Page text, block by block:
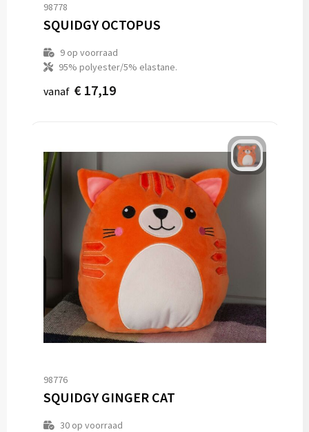
98778
SQUIDGY OCTOPUS
9op voorraad
95% polyester/5% elastane.
vanaf € 17,19
98776
SQUIDGY GINGER CAT
30op voorraad